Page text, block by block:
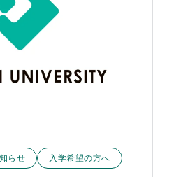
リー
らせ 入学希望の方へ